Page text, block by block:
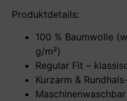
Produktdetails:
100 % Baumwolle
g/m²)
Regular Fit –
Kurzarm &